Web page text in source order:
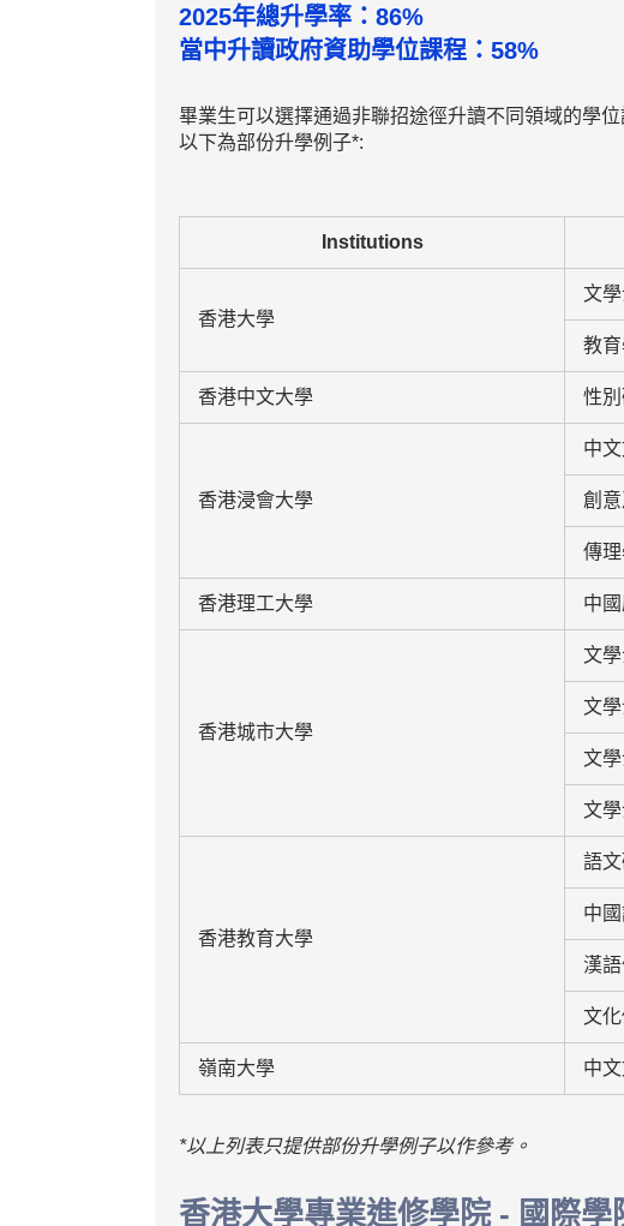
2025年總升學率：86%
當中升讀政府資助學位課程：58%
畢業生可以選擇通過非聯招途徑升讀不同領域的學
以下為部份升學例子*:​
Institutions
香港大學
文
教
香港中文大學 性
香港浸會大學
中
創
傳
香港理工大學 中
香港城市大學
文
文
文
文
香港教育大學
語
中
漢
文
嶺南大學 中
*以上列表只提供部份升學例子以作參考。
香港大學專業進修學院 - 國際學